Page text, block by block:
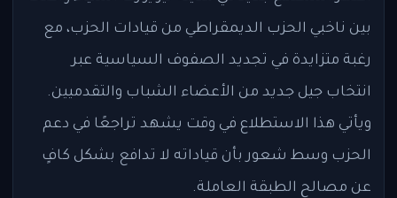
بين ناخبي الحزب الديمقراطي من قيادات الحزب، مع
رغبة متزايدة في تجديد الصفوف السياسية عبر
انتخاب جيل جديد من الأعضاء الشباب والتقدميين.
ويأتي هذا الاستطلاع في وقت يشهد تراجعًا في دعم
الحزب وسط شعور بأن قياداته لا تدافع بشكل كافٍ
عن مصالح الطبقة العاملة.